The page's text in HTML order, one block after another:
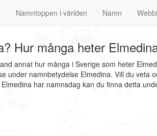
Namntoppen i världen Namn
Hur många heter
annat hur många i Sverige som heter
under namnbetydelse Elmedina. Vill du
har namnsdag kan du finna detta